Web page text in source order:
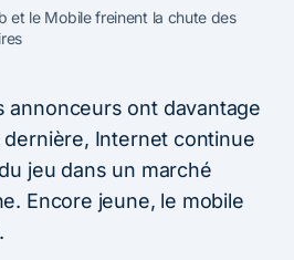
et le Mobile freinent la chute des
annonceurs ont davantage
dernière, Internet continue
jeu dans un marché
Encore jeune, le mobile